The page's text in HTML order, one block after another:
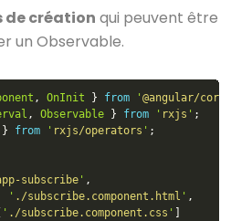
de création qui peuvent être
un Observable.
, OnInit } from ' @angular/core
, Observable } from ' rxjs ' ;
} from ' rxjs/operators ' ;
subscribe' ,
' ./subscribe.component.html ' ,
' ./subscribe.component.css '